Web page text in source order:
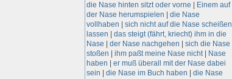
die Nase hinten sitzt oder vorne
Einem auf
der Nase herumspielen
die Nase
vollhaben
sich nicht auf die Nase scheißen
lassen
das steigt (fährt, kriecht) ihm in die
Nase
der Nase nachgehen
sich die Nase
stoßen
ihm paßt meine Nase nicht|
Nase
haben
er muß überall mit der Nase dabei
sein
die Nase im Buch haben
die Nase